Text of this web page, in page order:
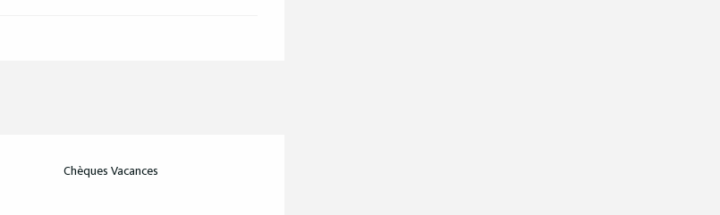
Chèques Vacances